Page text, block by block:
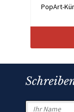
PopArt-